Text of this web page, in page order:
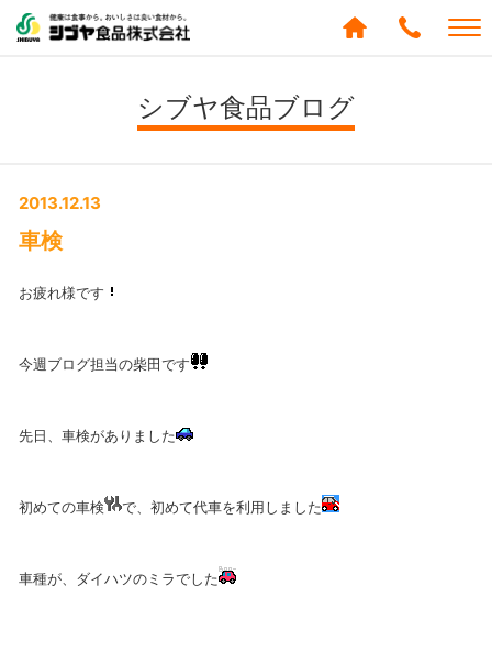
シブヤ食品ブログ
2013.12.13
車検
お疲れ様です
今週ブログ担当の柴田です
先日、車検がありました
初めての車検 で、初めて代車を利用しました
車種が、ダイハツのミラでした